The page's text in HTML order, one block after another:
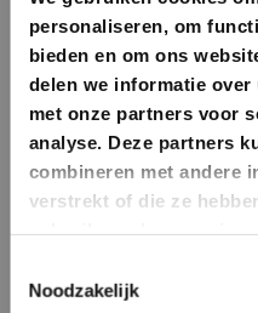
personaliseren, om
bieden en om ons
delen we informatie
met onze partners voor
analyse. Deze partners
combineren met andere
verstrekt of die ze
Noodzakelijk